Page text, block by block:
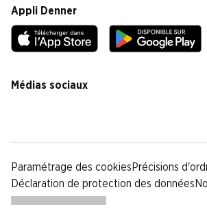
Appli Denner
Médias sociaux
Paramétrage des cookies Précisions
Déclaration de protection des données